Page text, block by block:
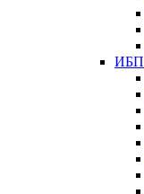
ИБП